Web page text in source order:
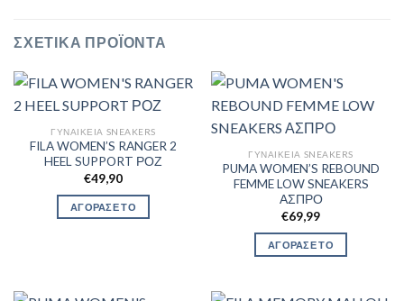
ΣΧΕΤΙΚΆ ΠΡΟΪΌΝΤΑ
ΓΥΝΑΙΚΕΊΑ SNEAKERS
FILA WOMEN’S RANGER 2
HEEL SUPPORT ΡΟΖ
€49,90
ΑΓΟΡΑΣΕ ΤΟ
ΓΥΝΑΙΚΕΊΑ SNEAKERS
PUMA WOMEN’S REBOUND
FEMME LOW SNEAKERS
ΑΣΠΡΟ
€69,99
ΑΓΟΡΑΣΕ ΤΟ